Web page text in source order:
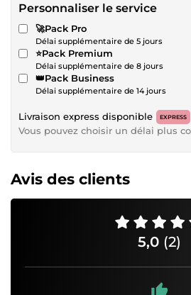
Personnaliser le service
🚀Pack Pro
Délai supplémentaire de 5 jours
⭐Pack Premium
Délai supplémentaire de 8 jours
👑Pack Business
Délai supplémentaire de 14 jours
Livraison express disponible EXPRESS
Vous pouvez choisir un délai plus
Avis des clients
5,0 (2)